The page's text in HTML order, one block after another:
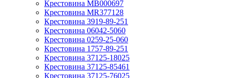
Крестовина MB000697
Крестовина MR377128
Крестовина 3919-89-251
Крестовина 06042-5060
Крестовина 0259-25-060
Крестовина 1757-89-251
Крестовина 37125-18025
Крестовина 37125-85461
Крестовина 37125-76025